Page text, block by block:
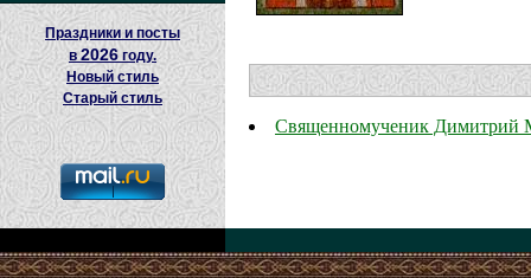
Праздники и посты
в2026 году.
Новый стиль
Старый стиль
Священномученик Димитрий